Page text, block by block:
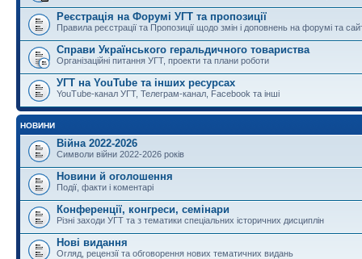
Реєстрація на Форумі УГТ та пропозиції
Правила реєстрації та Пропозиції щодо змін і доповнень на форумі та
Справи Українського геральдичного товариства
Організаційні питання УГТ, проекти та плани роботи
УГТ на YouTube та інших ресурсах
YouTube-канал УГТ, Телеграм-канал, Facebook та інші
НОВИНИ
Війна 2022-2026
Символи війни 2022-2026 років
Новини й оголошення
Події, факти і коментарі
Конференції, конгреси, семінари
Різні заходи УГТ та з тематики спеціальних історичних дисциплін
Нові видання
Огляд, рецензії та обговорення нових тематичних видань